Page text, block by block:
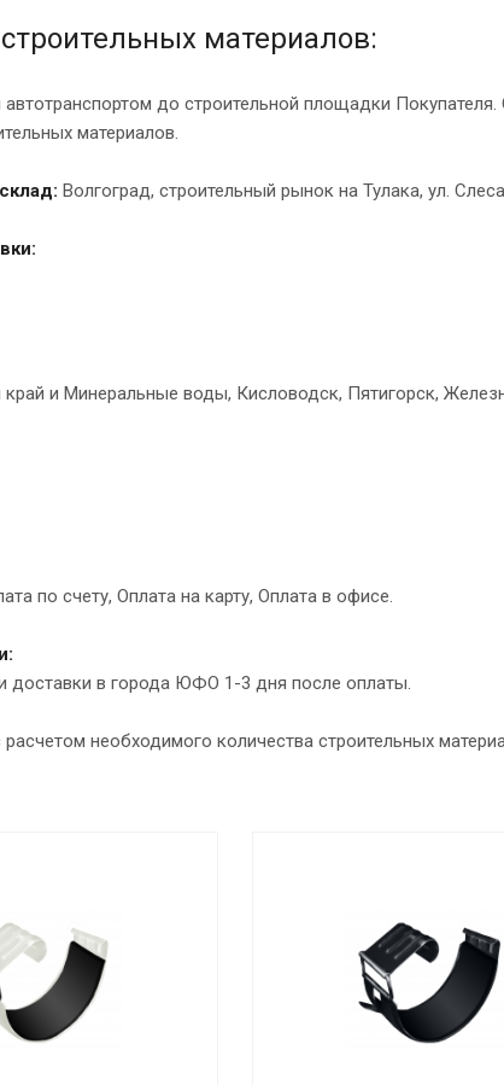
материалов:
до строительной площадки
материалов.
Волгоград, строительный рынок на Тулака, ул.
край и Минеральные воды, Кисловодск, Пятигорск,
по счету, Оплата на карту, Оплата в офисе.
доставки в города ЮФО 1-3 дня после оплаты.
расчетом необходимого количества строительных